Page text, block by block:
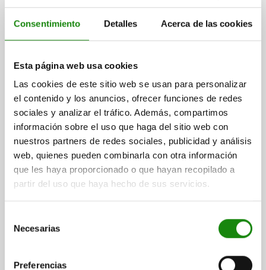
Consentimiento Detalles Acerca de las cookies
Esta página web usa cookies
Las cookies de este sitio web se usan para personalizar
el contenido y los anuncios, ofrecer funciones de redes
sociales y analizar el tráfico. Además, compartimos
información sobre el uso que haga del sitio web con
nuestros partners de redes sociales, publicidad y análisis
web, quienes pueden combinarla con otra información
que les haya proporcionado o que hayan recopilado a
partir del uso que haya hecho de sus servicios.
Necesarias
Preferencias
from$16.50
plus sales tax
plus shipping costs
DETAILS